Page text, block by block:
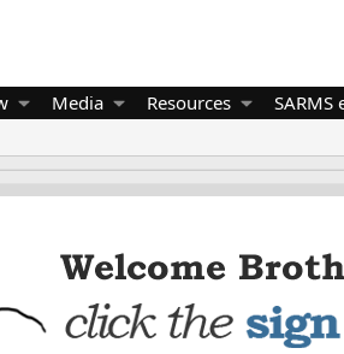
Media Resources SARMS